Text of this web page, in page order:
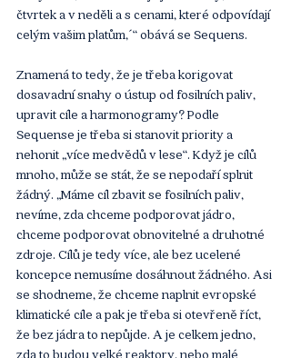
čtvrtek a v neděli a s cenami, které odpovídají
celým vašim platům,´“ obává se Sequens.
Znamená to tedy, že je třeba korigovat
dosavadní snahy o ústup od fosilních paliv,
upravit cíle a harmonogramy? Podle
Sequense je třeba si stanovit priority a
nehonit „více medvědů v lese“. Když je cílů
mnoho, může se stát, že se nepodaří splnit
žádný. „Máme cíl zbavit se fosilních paliv,
nevíme, zda chceme podporovat jádro,
chceme podporovat obnovitelné a druhotné
zdroje. Cílů je tedy více, ale bez ucelené
koncepce nemusíme dosáhnout žádného. Asi
se shodneme, že chceme naplnit evropské
klimatické cíle a pak je třeba si otevřeně říct,
že bez jádra to nepůjde. A je celkem jedno,
zda to budou velké reaktory, nebo malé